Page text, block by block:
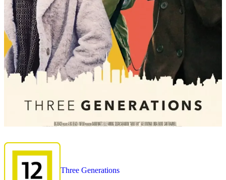
Three Generations